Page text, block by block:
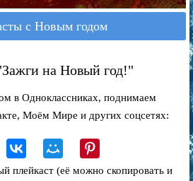
с Новым годом
на Новый год!"
в Одноклассниках, поднимаем
Моём Мире и других соцсетях:
плейкаст (её можно скопировать и